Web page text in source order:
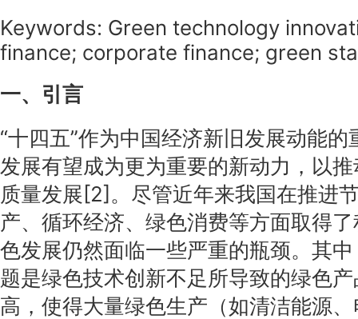
Keywords: Green technology
finance; corporate finance; green
一、引言
“十四五”作为中国经济新旧发展动能
发展有望成为更为重要的新动力，以
质量发展[2]。尽管近年来我国在推进
产、循环经济、绿色消费等方面取得
色发展仍然面临一些严重的瓶颈。其
题是绿色技术创新不足所导致的绿色
高，使得大量绿色生产（如清洁能源